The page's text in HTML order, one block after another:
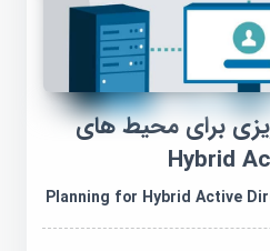
برای محیط های
Hybrid
Planning for Hybrid Active